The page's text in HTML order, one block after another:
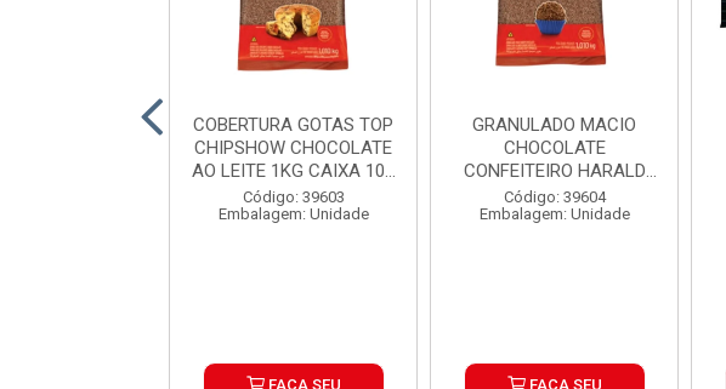
COBERTURA GOTAS TOP
CHIPSHOW CHOCOLATE
AO LEITE 1KG CAIXA 10...
Código: 39603
Embalagem: Unidade
FAÇA SEU
GRANULADO MACIO
CHOCOLATE
CONFEITEIRO HARALD
1,01KG CAIXA 10...
Código: 39604
Embalagem: Unidade
FAÇA SEU